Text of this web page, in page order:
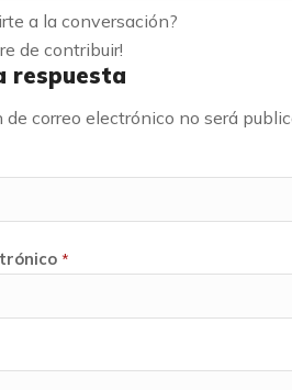
a la conversación?
de contribuir!
respuesta
de correo electrónico no será
*